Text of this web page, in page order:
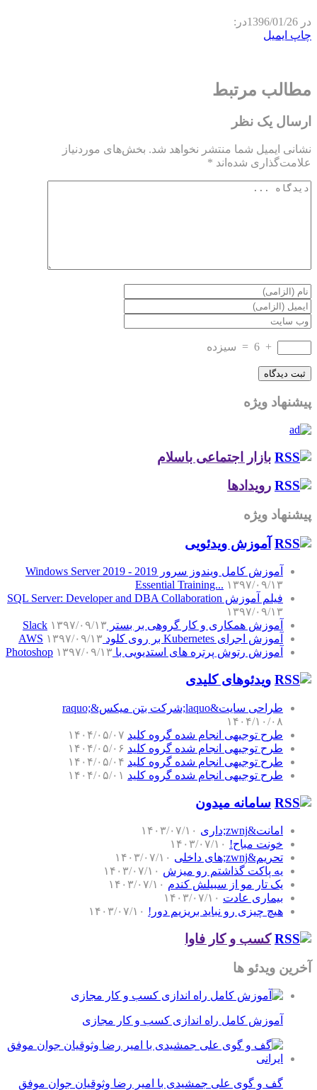
در 1396/01/26در:
چاپ ایمیل
مطالب مرتبط
ارسال یک نظر
نشانی ایمیل شما منتشر نخواهد شد. بخش‌های موردنیاز
علامت‌گذاری شده‌اند *
+
6
= سیزده
پیشنهاد ویژه
بازار اجتماعی باسلام
رویدادها
پیشنهاد ویژه
آموزش‌ ویدئویی
آموزش کامل ویندوز سرور 2019 - Windows Server 2019
Essential Training... ۱۳۹۷/۰۹/۱۳
فیلم آموزش SQL Server: Developer and DBA Collaboration
۱۳۹۷/۰۹/۱۳
آموزش همکاری و کار گروهی بر بستر Slack ۱۳۹۷/۰۹/۱۳
آموزش اجرای Kubernetes بر روی کلود AWS
۱۳۹۷/۰۹/۱۳
آموزش رتوش پرتره های استدیویی با Photoshop ۱۳۹۷/۰۹/۱۳
ویدئوهای کلیدی
طراحی سایت&laquo;شرکت بتن میکس&raquo;
۱۴۰۴/۱۰/۰۸
طرح توجیهی انجام شده گروه کلید ۱۴۰۴/۰۵/۰۷
طرح توجیهی انجام شده گروه کلید ۱۴۰۴/۰۵/۰۶
طرح توجیهی انجام شده گروه کلید ۱۴۰۴/۰۵/۰۴
طرح توجیهی انجام شده گروه کلید ۱۴۰۴/۰۵/۰۱
سامانه میدون
امانت&zwnj;داری
۱۴۰۳/۰۷/۱۰
خونت مباح! ۱۴۰۳/۰۷/۱۰
تحریم&zwnj;های داخلی
۱۴۰۳/۰۷/۱۰
یه پاکت گذاشتم رو میزش ۱۴۰۳/۰۷/۱۰
یک تار مو از سبیلش کندم ۱۴۰۳/۰۷/۱۰
بیماری عادت ۱۴۰۳/۰۷/۱۰
هیچ چیزی رو نباید بریزیم دور! ۱۴۰۳/۰۷/۱۰
کسب و کار فاوا
آخرین ویدئو ها
آموزش کامل راه اندازی کسب و کار مجازی
گف و گوی علی جمشیدی با امیر رضا وثوقیان جوان موفق